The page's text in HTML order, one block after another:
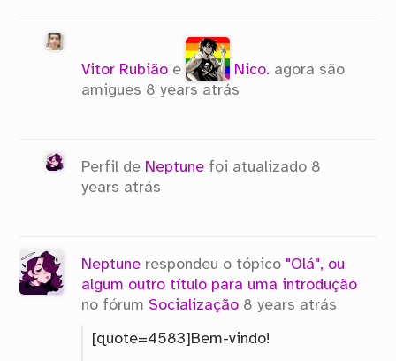
Vitor Rubião e Nico. agora são
amigues 8 years atrás
Perfil de Neptune foi atualizado 8
years atrás
Neptune respondeu o tópico "Olá", ou
algum outro título para uma introdução
no fórum Socialização 8 years atrás
[quote=4583]Bem-vindo!